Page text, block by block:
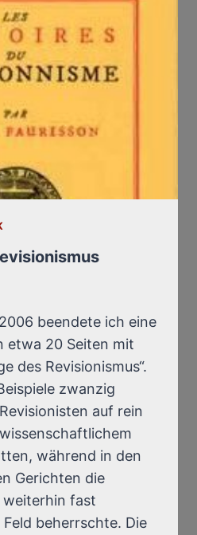
beendete ich eine
etwa 20 Seiten mit
des Revisionismus“.
zwanzig
auf rein
während in den
Gerichten die
weiterhin fast
beherrschte. Die